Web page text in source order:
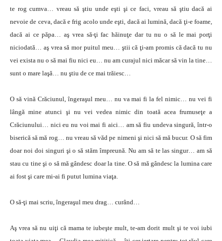
te rog cumva… vreau să ştiu unde eşti şi ce faci, vreau să ştiu dacă ai
nevoie de ceva, dacă e frig acolo unde eşti, dacă ai lumină, dacă ţi-e foame,
dacă ai ce păpa… aş vrea să-ţi fac hăinuţe dar tu nu o să le mai porţi
niciodată… aş vrea să mor puitul meu… ştii că ţi-am promis că dacă tu nu
vei exista nu o să mai fiu nici eu… nu am curajul nici măcar să vin la tine…
sunt o mare laşă… nu ştiu de ce mai trăiesc…
O să vină Crăciunul, îngeraşul meu… nu va mai fi la fel nimic… nu vei fi
lângă mine atunci şi nu vei vedea nimic din toată acea frumuseţe a
Crăciunului… nici eu nu voi mai fi aici… am să fiu undeva singură, într-o
biserică să mă rog… nu vreau să văd pe nimeni şi nici să mă bucur. O să fim
doar noi doi singuri şi o să stăm împreună. Nu am să te las singur… am să
stau cu tine şi o să mă gândesc doar la tine. O să mă gândesc la lumina care
ai fost şi care mi-ai fi putut lumina viaţa.
O să-ţi mai scriu, îngeraşul meu drag… curând…
Aş vrea să nu uiţi că mama te iubeşte mult, te-am dorit mult şi te voi iubi